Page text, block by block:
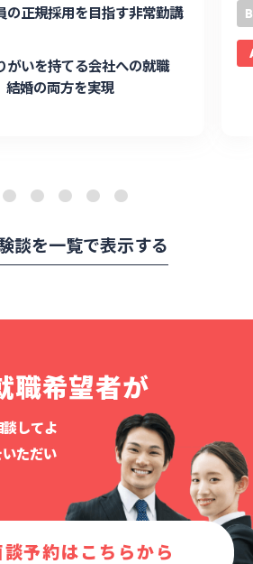
の正規採用を目指す非常勤講
がいを持てる会社への就職
結婚の両方を実現
談を一覧で表示する
職希望者が
してよ
ただい
談予約はこちらから